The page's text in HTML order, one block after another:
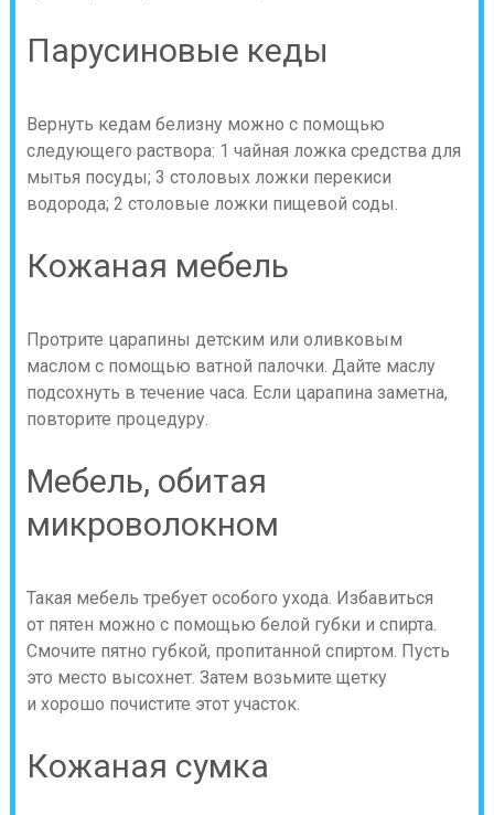
Парусиновые кеды
Вернуть кедам белизну можно с помощью
следующего раствора: 1 чайная ложка средства для
мытья посуды; 3 столовых ложки перекиси
водорода; 2 столовые ложки пищевой соды.
Кожаная мебель
Протрите царапины детским или оливковым
маслом с помощью ватной палочки. Дайте маслу
подсохнуть в течение часа. Если царапина заметна,
повторите процедуру.
Мебель, обитая
микроволокном
Такая мебель требует особого ухода. Избавиться
от пятен можно с помощью белой губки и спирта.
Смочите пятно губкой, пропитанной спиртом. Пусть
это место высохнет. Затем возьмите щетку
и хорошо почистите этот участок.
Кожаная сумка